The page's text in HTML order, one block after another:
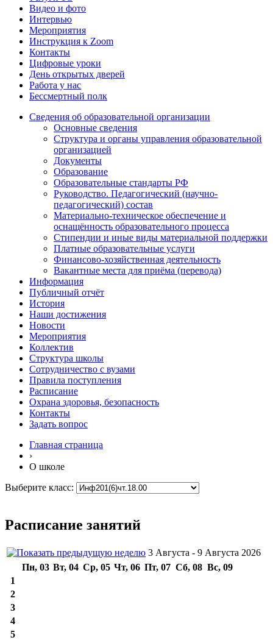
Видео и фото
Интервью
Мероприятия
Инструкция к Zoom
Контакты
Цифровые уроки
День открытых дверей
Работа у нас
Бессмертный полк
Сведения об образовательной организации
Основные сведения
Структура и органы управления образовательной
организацией
Документы
Образование
Образовательные стандарты РФ
Руководство. Педагогический (научно-
педагогический) состав
Материально-техническое обеспечение и
оснащённость образовательного процесса
Стипендии и иные виды материальной поддержки
Платные образовательные услуги
Финансово-хозяйственная деятельность
Вакантные места для приёма (перевода)
Информация
Публичный отчёт
История
Наши достижения
Новости
Мероприятия
Коллектив
Структура школы
Сотрудничество с вузами
Правила поступления
Расписание
Охрана здоровья, безопасность
Контакты
Задать вопрос
Главная страница
›
О школе
Выберите класс:
Расписание занятий
3 Августа - 9 Августа 2026
Пн, 03 Вт, 04 Ср, 05 Чт, 06 Пт, 07 Сб, 08 Вс, 09
1
2
3
4
5